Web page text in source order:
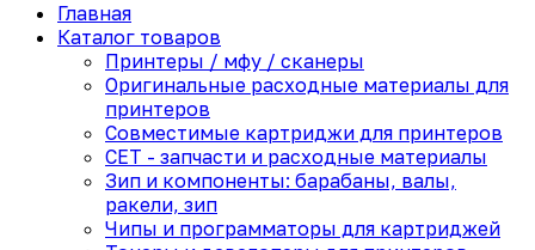
Главная
Каталог товаров
Принтеры / мфу / сканеры
Оригинальные расходные материалы для
принтеров
Совместимые картриджи для принтеров
CET - запчасти и расходные материалы
Зип и компоненты: барабаны, валы,
ракели, зип
Чипы и программаторы для картриджей